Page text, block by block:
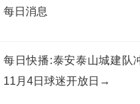
每日消息
每日快播:泰安泰山城建队
11月4日球迷开放日→